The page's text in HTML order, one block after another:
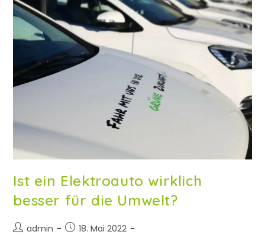
Ist ein Elektroauto wirklich
besser für die Umwelt?
admin
18. Mai 2022